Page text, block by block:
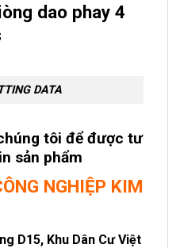
dao phay 4
DATA
tôi để được tư
sản phẩm
NGHIỆP KIM
D15, Khu Dân Cư Việt